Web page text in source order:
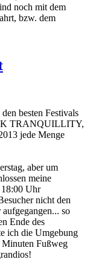
noch mit dem
bzw. dem
besten Festivals
TRANQUILLITY,
jede Menge
aber um
meine
Uhr
nicht den
so
Ende des
ich die Umgebung
Minuten Fußweg